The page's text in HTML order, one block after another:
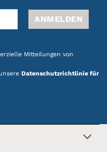
Mitteilungen von
Datenschutzrichtlinie für